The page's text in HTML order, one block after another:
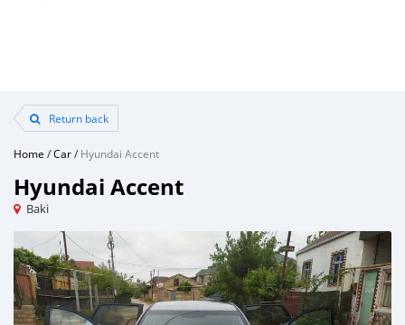
Return back
Home /Car/Hyundai Accent
Hyundai Accent
Baki